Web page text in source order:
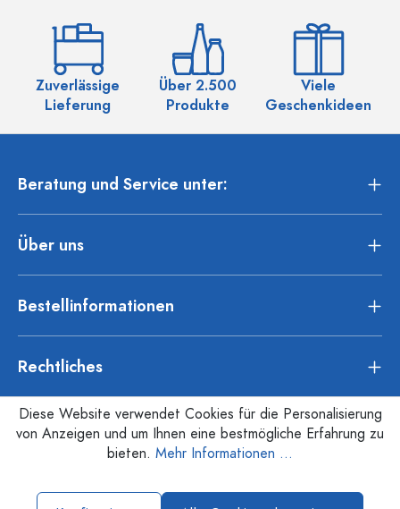
Zuverlässige
Lieferung
Über 2.500
Produkte
Viele
Geschenkideen
Beratung und Service unter:
Über uns
Bestellinformationen
Rechtliches
Diese Website verwendet Cookies für die Personalisierung
von Anzeigen und um Ihnen eine bestmögliche Erfahrung zu
bieten. Mehr Informationen ...